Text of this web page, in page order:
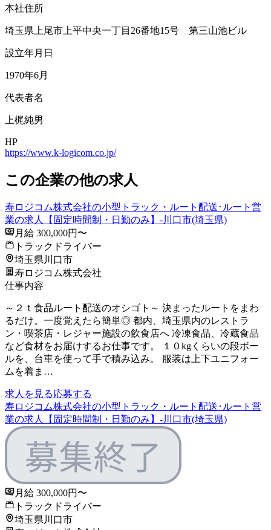
本社住所
埼玉県上尾市上平中央一丁目26番地15号 第三山池ビル
設立年月日
1970年6月
代表者名
上梶純男
HP
https://www.k-logicom.co.jp/
この企業の他の求人
寿ロジコム株式会社の小型トラック・ルート配送･ルート営
業の求人【固定時間制・日勤のみ】-川口市(埼玉県)
月給 300,000円〜
トラックドライバー
埼玉県川口市
寿ロジコム株式会社
仕事内容
～２ｔ食品ルート配送のオシゴト～ 決まったルートをまわ
るだけ。一度覚えたら簡単◎ 都内、埼玉県内のレストラ
ン・喫茶店・レジャー施設の飲食店へ 冷凍食品、冷蔵食品
など食材をお届けするお仕事です。 １０kgくらいの段ボー
ルを、台車を使って手で積み込み。 服装は上下ユニフォー
ムを着ま…
求人を見る応募する
寿ロジコム株式会社の小型トラック・ルート配送･ルート営
業の求人【固定時間制・日勤のみ】-川口市(埼玉県)
月給 300,000円〜
トラックドライバー
埼玉県川口市